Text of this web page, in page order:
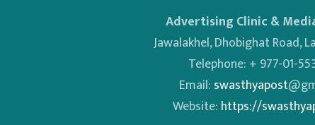
Advertising Clinic &
Jawalakhel, Dhobighat Road,
Telephone: + 977-01-
Email: swasthyapost
Website: https://